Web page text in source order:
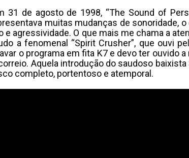
31 de agosto de 1998, “The Sound of
muitas mudanças de sonoridade,
e agressividade. O que mais me chama a
a fenomenal “Spirit Crusher”, que ouvi
o programa em fita K7 e devo ter
Aquela introdução do saudoso
completo, portentoso e atemporal.